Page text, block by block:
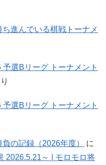
進んでいる棋戦トーナメ
選Bリーグ トーナメント
選Bリーグ トーナメント
の記録（2026年度）
に
2026.5.21～ | モロモロ将